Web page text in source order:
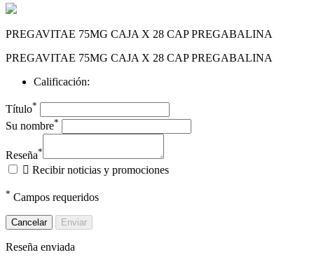
PREGAVITAE 75MG CAJA X 28 CAP PREGABALINA
PREGAVITAE 75MG CAJA X 28 CAP PREGABALINA
Calificación:
Título*
Su nombre*
Reseña*
 Recibir noticias y promociones
* Campos requeridos
Cancelar Enviar
Reseña enviada